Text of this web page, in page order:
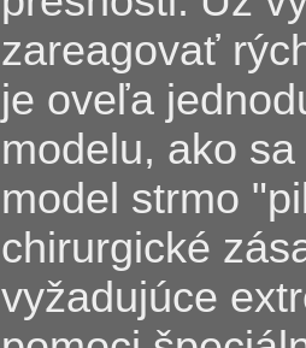
zareagovať
je oveľa
modelu, ako
model strmo
chirurgické
vyžadujúce